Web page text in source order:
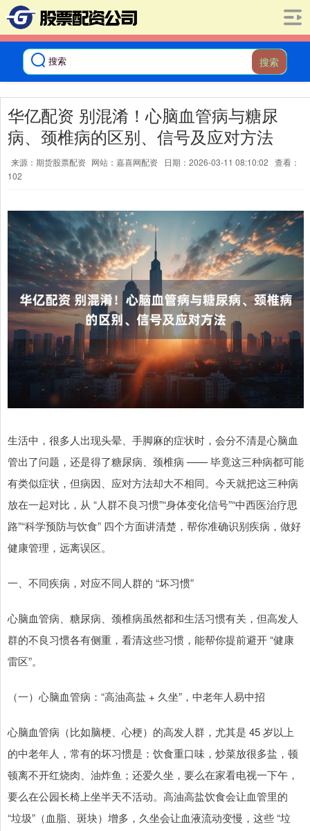
搜索
华亿配资 别混淆！心脑血管病与糖尿
病、颈椎病的区别、信号及应对方法
来源：期货股票配资 网站：嘉喜网配资 日期：2026-03-11 08:10:02 查看：
102
生活中，很多人出现头晕、手脚麻的症状时，会分不清是心脑血
管出了问题，还是得了糖尿病、颈椎病 —— 毕竟这三种病都可能
有类似症状，但病因、应对方法却大不相同。今天就把这三种病
放在一起对比，从 “人群不良习惯”“身体变化信号”“中西医治疗思
路”“科学预防与饮食” 四个方面讲清楚，帮你准确识别疾病，做好
健康管理，远离误区。
一、不同疾病，对应不同人群的 “坏习惯”
心脑血管病、糖尿病、颈椎病虽然都和生活习惯有关，但高发人
群的不良习惯各有侧重，看清这些习惯，能帮你提前避开 “健康
雷区”。
（一）心脑血管病：“高油高盐 + 久坐”，中老年人易中招
心脑血管病（比如脑梗、心梗）的高发人群，尤其是 45 岁以上
的中老年人，常有的坏习惯是：饮食重口味，炒菜放很多盐，顿
顿离不开红烧肉、油炸鱼；还爱久坐，要么在家看电视一下午，
要么在公园长椅上坐半天不活动。高油高盐饮食会让血管里的
“垃圾”（血脂、斑块）增多，久坐会让血液流动变慢，这些 “垃